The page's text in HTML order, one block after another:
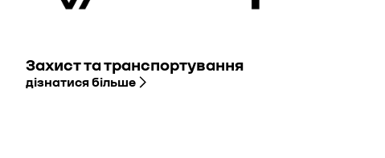
Захист та транспортування
дізнатися більше